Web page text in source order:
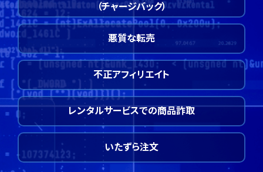
（チャージバック）
悪質な転売
不正アフィリエイト
レンタルサービスでの商品詐取
いたずら注文